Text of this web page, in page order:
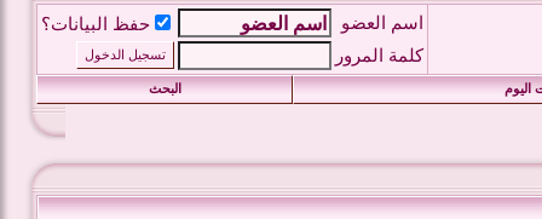
اسم العضو
حفظ البيانات؟
كلمة المرور
اليوم البحث